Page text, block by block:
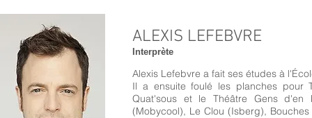
ALEXIS LEFEBVRE
Interprète​
Alexis Lefebvre a fait ses études à
Il a ensuite foulé les planches pour
Quat'sous et le Théâtre Gens d'en
(Mobycool), Le Clou (Isberg),